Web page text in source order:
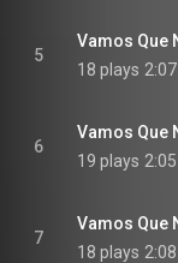
5
18 plays 2:07
6
19 plays 2:05
7
18 plays 2:08